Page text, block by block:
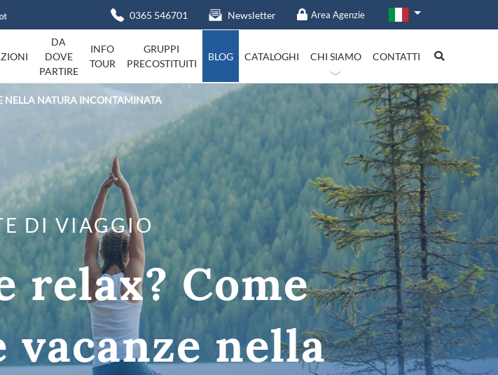
0365 546701 Newsletter Area Agenzie
Viaggi in Italia in evidenza
Campania Lazio
Puglia
DA
DOVE
PARTIRE
INFO
TOUR
GRUPPI
PRECOSTITUITI
BLOG CATALOGHI CHI SIAMO CONTATTI
NELLA NATURA INCONTAMINATA
DI VIAGGIO
relax? Come
nella